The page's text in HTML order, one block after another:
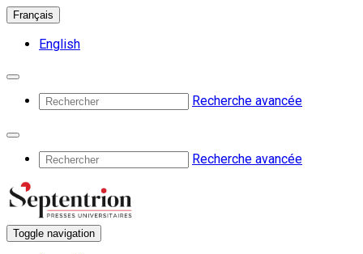
Français
English
Recherche avancée
Recherche avancée
Toggle navigation